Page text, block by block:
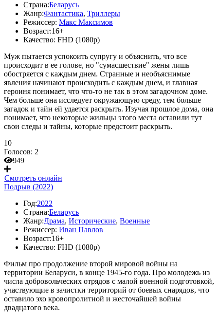
Страна:Беларусь
Жанр:Фантастика, Триллеры
Режиссер: Макс Максимов
Возраст:16+
Качество: FHD (1080p)
Муж пытается успокоить супругу и объяснить, что все
происходит в ее голове, но "сумасшествие" жены лишь
обостряется с каждым днем. Странные и необъяснимые
явления начинают происходить с каждым днем, и главная
героиня понимает, что что-то не так в этом загадочном доме.
Чем больше она исследует окружающую среду, тем больше
загадок и тайн ей удается раскрыть. Изучая прошлое дома, она
понимает, что некоторые жильцы этого места оставили тут
свои следы и тайны, которые предстоит раскрыть.
10
Голосов: 2
949
Смотреть онлайн
Подрыв (2022)
Год:2022
Страна:Беларусь
Жанр:Драма, Исторические, Военные
Режиссер: Иван Павлов
Возраст:16+
Качество: FHD (1080p)
Фильм про продолжение второй мировой войны на
территории Беларуси, в конце 1945-го года. Про молодежь из
числа добровольческих отрядов с малой военной подготовкой,
участвующие в зачистки территорий от боевых снарядов, что
оставило эхо кровопролитной и жесточайшей войны
двадцатого века.